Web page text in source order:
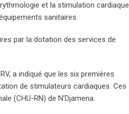
et la stimulation cardiaque
sanitaires.
par la dotation des services de
a indiqué que les six premières
de stimulateurs cardiaques. Ces
(CHU-RN) de N’Djamena.